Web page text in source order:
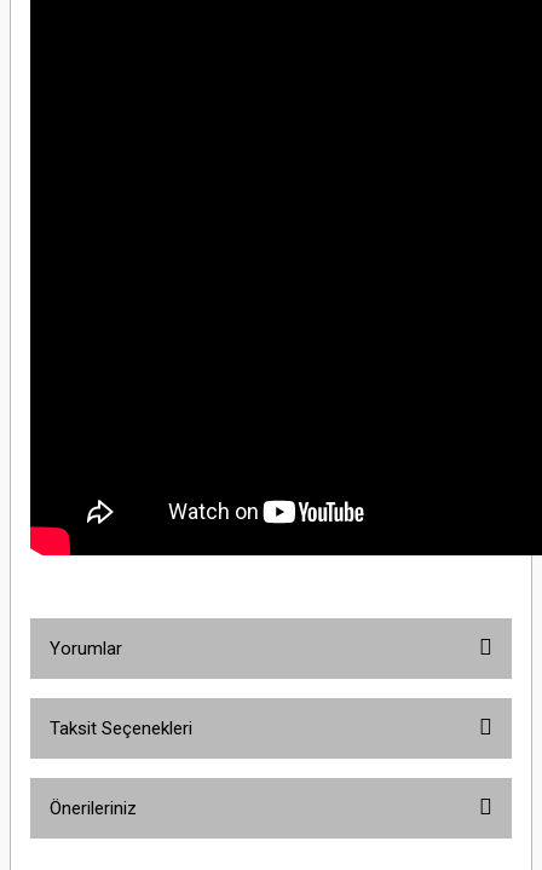
Yorumlar
Taksit Seçenekleri
Önerileriniz